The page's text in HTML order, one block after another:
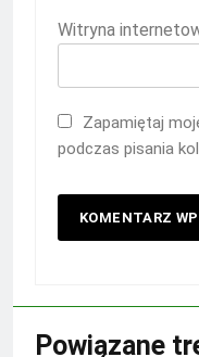
Witryna
Zapamiętaj
podczas pisania
Powiązane